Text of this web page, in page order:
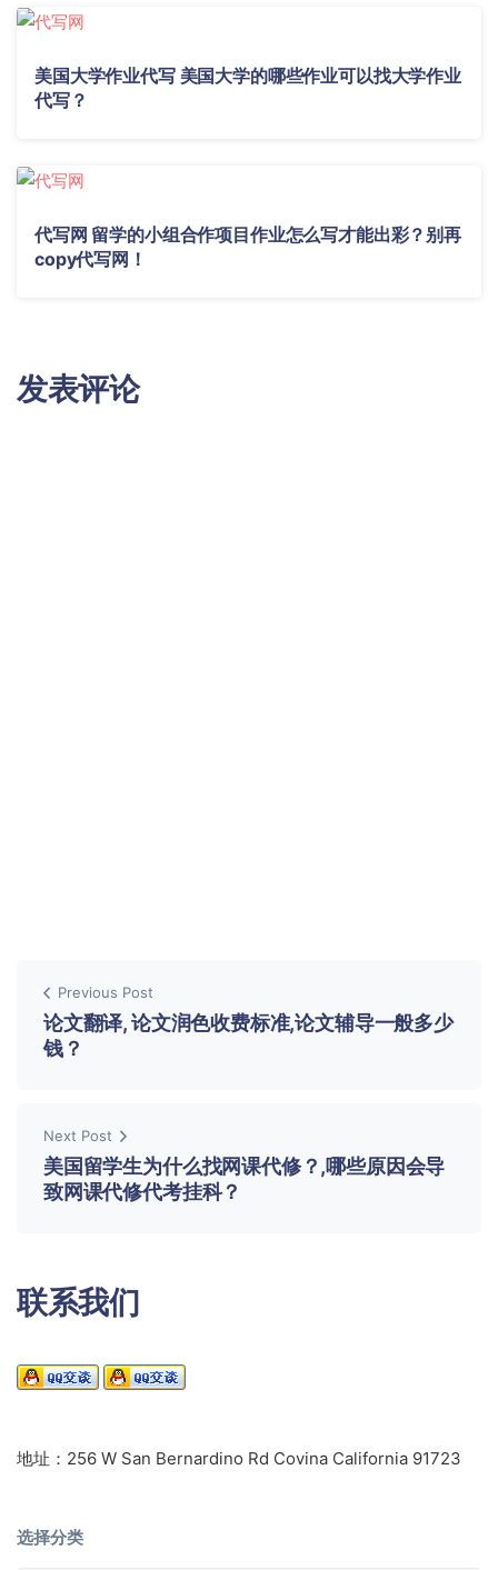
美国大学作业代写 美国大学的哪些作业可以找大学作业
代写？
代写网 留学的小组合作项目作业怎么写才能出彩？别再
copy代写网！
发表评论
Previous Post
论文翻译, 论文润色收费标准,论文辅导一般多少
钱？
Next Post
美国留学生为什么找网课代修？,哪些原因会导
致网课代修代考挂科？
联系我们
地址：256 W San Bernardino Rd Covina California 91723
选择分类